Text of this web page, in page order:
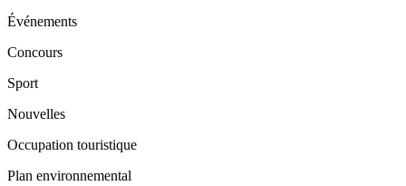
Événements
Concours
Sport
Nouvelles
Occupation touristique
Plan environnemental